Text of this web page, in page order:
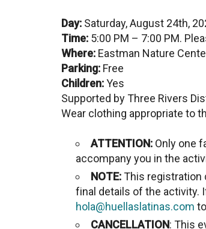
Day: Saturday, August 24th,
Time: 5:00 PM – 7:00 PM.
Where: Eastman Nature
Parking: Free
Children:Yes
Supported by Three Rivers
Wear clothing appropriate to
ATTENTION: Only one
accompany you in the
NOTE:This registration
final details of the activity.
hola@huellaslatinas.com
CANCELLATION: This